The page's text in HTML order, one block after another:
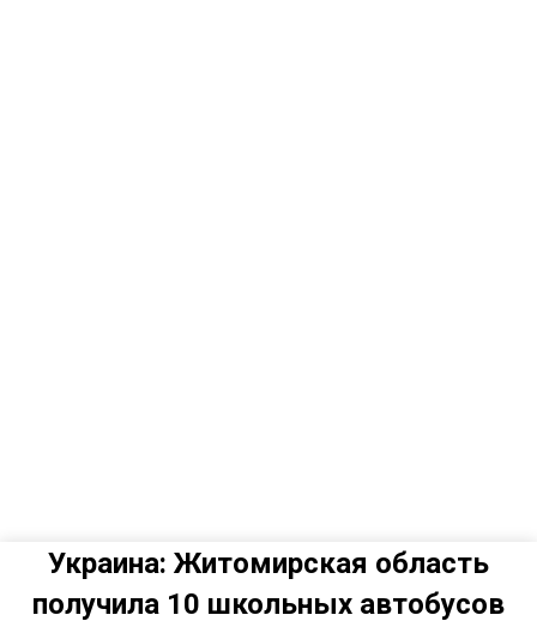
Украина: Житомирская область
получила 10 школьных автобусов